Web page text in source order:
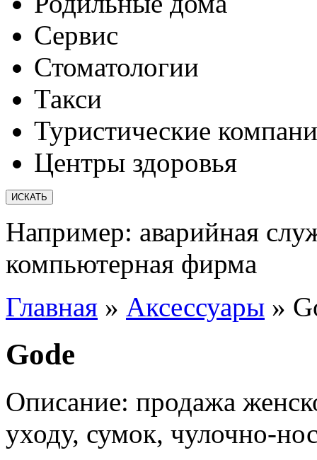
Сервис
Стоматологии
Такси
Туристические
Центры здоровья
Например: аварийная
компьютерная фирма
Главная » Аксессуары »
Gode
Описание: продажа
уходу, сумок, чулочно-